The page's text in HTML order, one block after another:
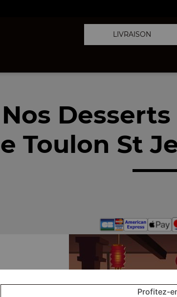
LIVRAISON
Nos
Toulon St
Profitez-